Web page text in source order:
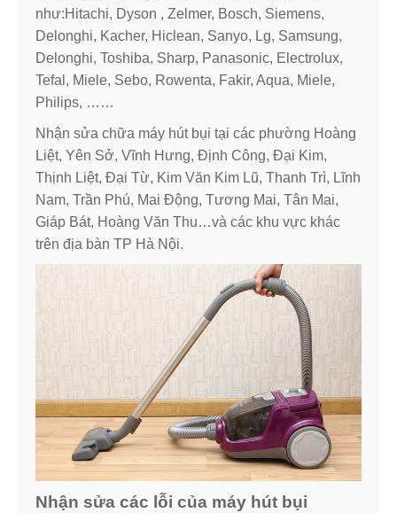
như:Hitachi, Dyson , Zelmer, Bosch, Siemens,
Delonghi, Kacher, Hiclean, Sanyo, Lg, Samsung,
Delonghi, Toshiba, Sharp, Panasonic, Electrolux,
Tefal, Miele, Sebo, Rowenta, Fakir, Aqua, Miele,
Philips, ……
Nhận sửa chữa máy hút bụi tại các phường Hoàng
Liệt, Yên Sở, Vĩnh Hưng, Định Công, Đại Kim,
Thịnh Liệt, Đại Từ, Kim Văn Kim Lũ, Thanh Trì, Lĩnh
Nam, Trần Phú, Mai Động, Tương Mai, Tân Mai,
Giáp Bát, Hoàng Văn Thu…và các khu vực khác
trên địa bàn TP Hà Nội.
Nhận sửa các lỗi của máy hút bụi